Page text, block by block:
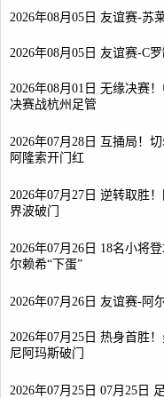
2026年08月05日 友谊赛-苏
2026年08月05日 友谊赛-C
2026年08月01日 无缘决赛
决赛战杭州足管
2026年07月28日 互捅局！
阿隆索开门红
2026年07月27日 逆转取胜
界波破门
2026年07月26日 18名小将
尔赖希“下蛋”
2026年07月26日 友谊赛-阿
2026年07月25日 热身首胜
尼阿玛斯破门
2026年07月25日 07月25日